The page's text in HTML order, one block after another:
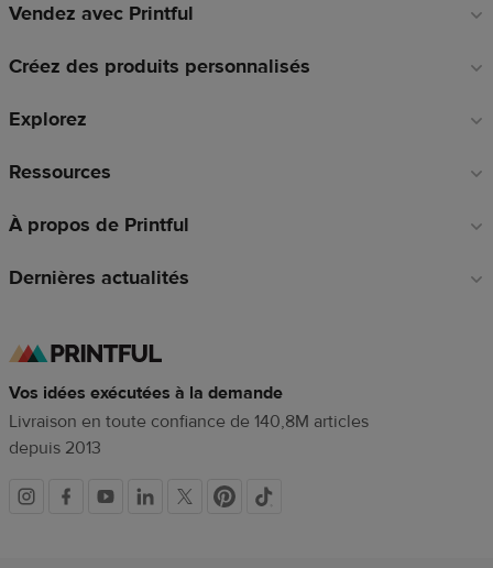
Liens
pied
page
Vendez avec Printful
Créez des produits personnalisés
Explorez
Ressources
À propos de Printful
Dernières actualités
Vos idées exécutées à la demande
Livraison en toute confiance de 140,8M articles
depuis 2013
Liens